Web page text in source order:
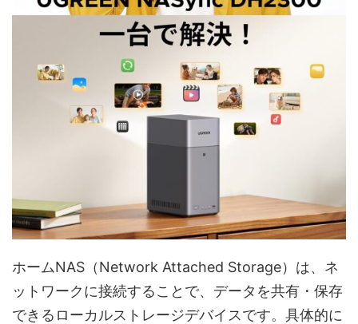
ホームNAS（Network Attached Storage）は、ネ
ットワークに接続することで、データを共有・保存
できるローカルストレージデバイスです。具体的に